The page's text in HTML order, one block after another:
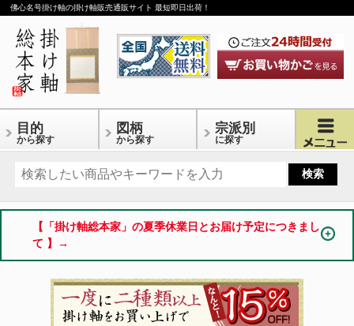
佛心名号掛け軸の掛け軸販売通販サイト 最短即日出荷！
目的
から探す
図柄
から探す
宗派別
に探す
【「掛け軸総本家」の夏季休業日とお届け予定につきまし
て 】→